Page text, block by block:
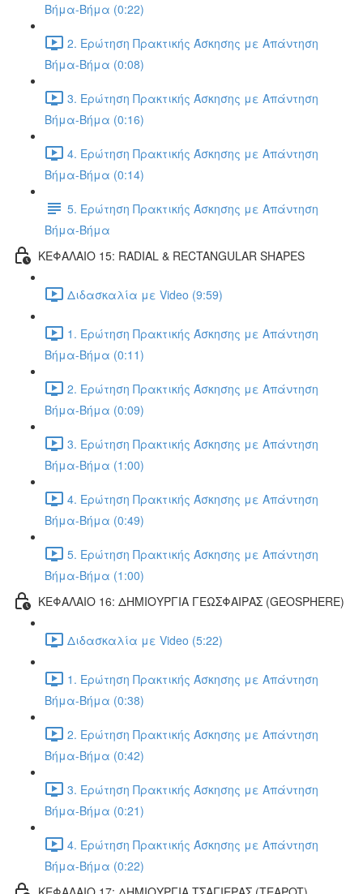
Βήμα-Βήμα (0:22)
2. Ερώτηση Πρακτικής Άσκησης με Απάντηση
Βήμα-Βήμα (0:08)
3. Ερώτηση Πρακτικής Άσκησης με Απάντηση
Βήμα-Βήμα (0:16)
4. Ερώτηση Πρακτικής Άσκησης με Απάντηση
Βήμα-Βήμα (0:14)
5. Ερώτηση Πρακτικής Άσκησης με Απάντηση
Βήμα-Βήμα
ΚΕΦΑΛΑΙΟ 15: RADIAL & RECTANGULAR SHAPES
Διδασκαλία με Video (9:59)
1. Ερώτηση Πρακτικής Άσκησης με Απάντηση
Βήμα-Βήμα (0:11)
2. Ερώτηση Πρακτικής Άσκησης με Απάντηση
Βήμα-Βήμα (0:09)
3. Ερώτηση Πρακτικής Άσκησης με Απάντηση
Βήμα-Βήμα (1:00)
4. Ερώτηση Πρακτικής Άσκησης με Απάντηση
Βήμα-Βήμα (0:49)
5. Ερώτηση Πρακτικής Άσκησης με Απάντηση
Βήμα-Βήμα (1:00)
ΚΕΦΑΛΑΙΟ 16: ΔΗΜΙΟΥΡΓΙΑ ΓΕΩΣΦΑΙΡΑΣ (GEOSPHERE)
Διδασκαλία με Video (5:22)
1. Ερώτηση Πρακτικής Άσκησης με Απάντηση
Βήμα-Βήμα (0:38)
2. Ερώτηση Πρακτικής Άσκησης με Απάντηση
Βήμα-Βήμα (0:42)
3. Ερώτηση Πρακτικής Άσκησης με Απάντηση
Βήμα-Βήμα (0:21)
4. Ερώτηση Πρακτικής Άσκησης με Απάντηση
Βήμα-Βήμα (0:22)